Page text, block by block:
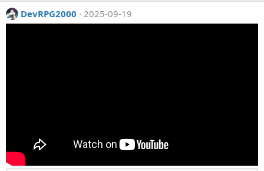
DevRPG2000 2025-09-19